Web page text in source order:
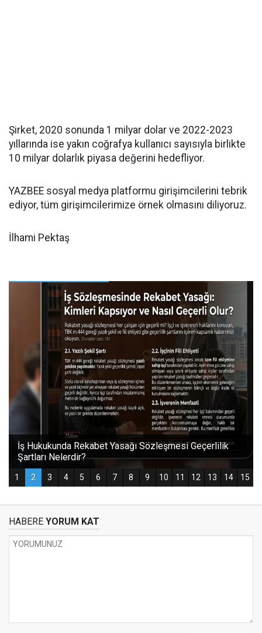
Şirket, 2020 sonunda 1 milyar dolar ve 2022-2023
yıllarında ise yakın coğrafya kullanıcı sayısıyla birlikte
10 milyar dolarlık piyasa değerini hedefliyor.
YAZBEE sosyal medya platformu girişimcilerini tebrik
ediyor, tüm girişimcilerimize örnek olmasını diliyoruz.
İlhami Pektaş
HABERE YORUM KAT